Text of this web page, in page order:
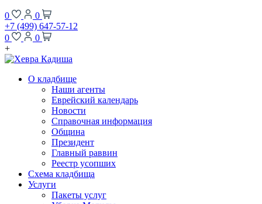
0
0
+7 (499) 647-57-12
0
0
+
О кладбище
Наши агенты
Еврейский календарь
Новости
Справочная информация
Община
Президент
Главный раввин
Реестр усопших
Схема кладбища
Услуги
Пакеты услуг